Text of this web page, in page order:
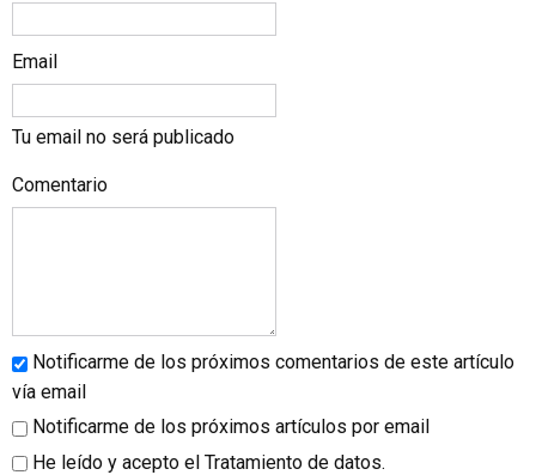
Email
Tu email no será publicado
Comentario
Notificarme de los próximos comentarios de este artículo
vía email
Notificarme de los próximos artículos por email
He leído y acepto el Tratamiento de datos.